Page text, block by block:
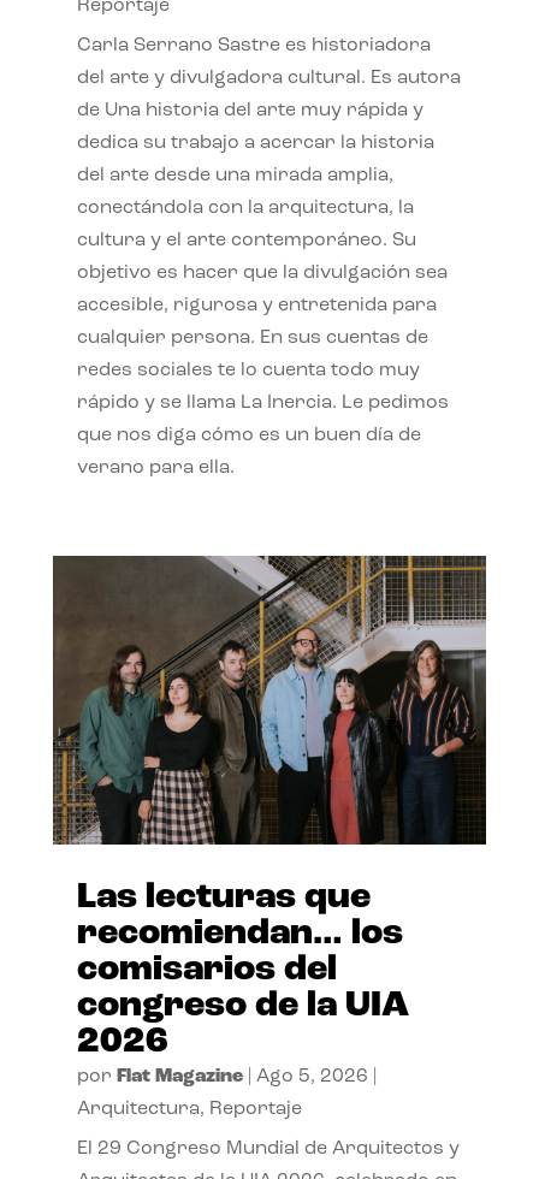
Reportaje
Carla Serrano Sastre es historiadora
del arte y divulgadora cultural. Es autora
de Una historia del arte muy rápida y
dedica su trabajo a acercar la historia
del arte desde una mirada amplia,
conectándola con la arquitectura, la
cultura y el arte contemporáneo. Su
objetivo es hacer que la divulgación sea
accesible, rigurosa y entretenida para
cualquier persona. En sus cuentas de
redes sociales te lo cuenta todo muy
rápido y se llama La Inercia. Le pedimos
que nos diga cómo es un buen día de
verano para ella.
Las lecturas que
recomiendan… los
comisarios del
congreso de la UIA
2026
por Flat Magazine| Ago 5, 2026
Arquitectura, Reportaje
El 29 Congreso Mundial de Arquitectos y